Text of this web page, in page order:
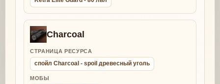
Charcoal
СТРАНИЦА РЕСУРСА
спойл Charcoal - spoil древесный уголь
МОБЫ